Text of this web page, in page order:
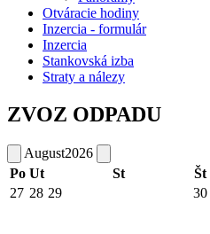
Otváracie hodiny
Inzercia - formulár
Inzercia
Stankovská izba
Straty a nálezy
ZVOZ ODPADU
August2026
Po Ut St Št
27 28 29 30